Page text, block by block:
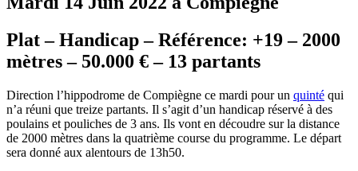
Plat – Handicap – Référence: +19 – 2000
mètres – 50.000 € – 13 partants
Direction l’hippodrome de Compiègne ce mardi pour un quinté qui
n’a réuni que treize partants. Il s’agit d’un handicap réservé à des
poulains et pouliches de 3 ans. Ils vont en découdre sur la distance
de 2000 mètres dans la quatrième course du programme. Le départ
sera donné aux alentours de 13h50.